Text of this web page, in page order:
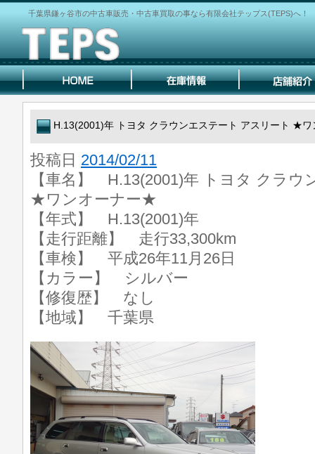
千葉県鎌ヶ谷市の中古車販売・中古車買取の事なら有限会社テップス(TEPS)へ！
H.13(2001)年 トヨタ クラウンエステート アスリート ★
投稿日 2014/02/11
【車名】 H.13(2001)年 トヨタ クラウ
★ワンオーナー★
【年式】 H.13(2001)年
【走行距離】 走行33,300km
【車検】 平成26年11月26日
【カラー】 シルバー
【修復歴】 なし
【地域】 千葉県